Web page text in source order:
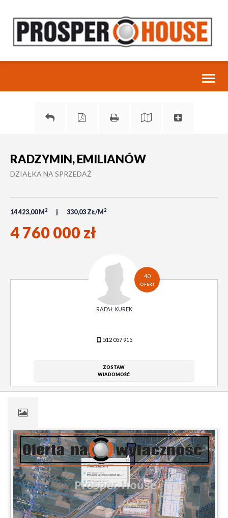
RADZYMIN, EMILIANÓW
DZIAŁKA NA SPRZEDAŻ
14 423,00 M 2 330,03 ZŁ/M 2
4 760 000 zł
40
OFERT
RAFAŁ KUREK
512 057 915
ZOSTAW
WIADOMOŚĆ